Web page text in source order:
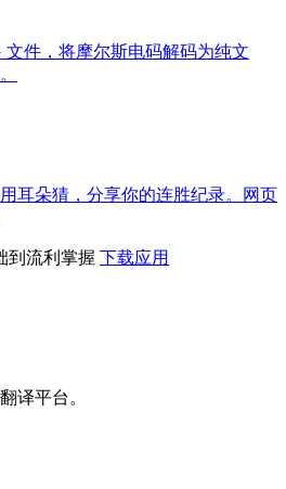
文件，将摩尔斯电码解码为纯文
耳朵猜，分享你的连胜纪录。网页
到流利掌握 下载应用
译平台。